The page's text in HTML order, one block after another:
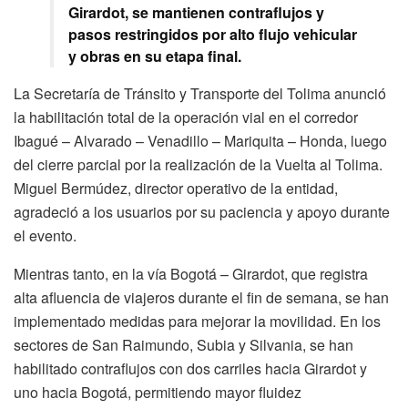
Girardot, se mantienen contraflujos y
pasos restringidos por alto flujo vehicular
y obras en su etapa final.
La Secretaría de Tránsito y Transporte del Tolima anunció
la habilitación total de la operación vial en el corredor
Ibagué – Alvarado – Venadillo – Mariquita – Honda, luego
del cierre parcial por la realización de la Vuelta al Tolima.
Miguel Bermúdez, director operativo de la entidad,
agradeció a los usuarios por su paciencia y apoyo durante
el evento.
Mientras tanto, en la vía Bogotá – Girardot, que registra
alta afluencia de viajeros durante el fin de semana, se han
implementado medidas para mejorar la movilidad. En los
sectores de San Raimundo, Subia y Silvania, se han
habilitado contraflujos con dos carriles hacia Girardot y
uno hacia Bogotá, permitiendo mayor fluidez